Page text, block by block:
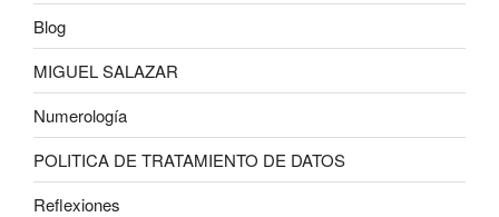
Blog
MIGUEL SALAZAR
Numerología
POLITICA DE TRATAMIENTO DE DATOS
Reflexiones